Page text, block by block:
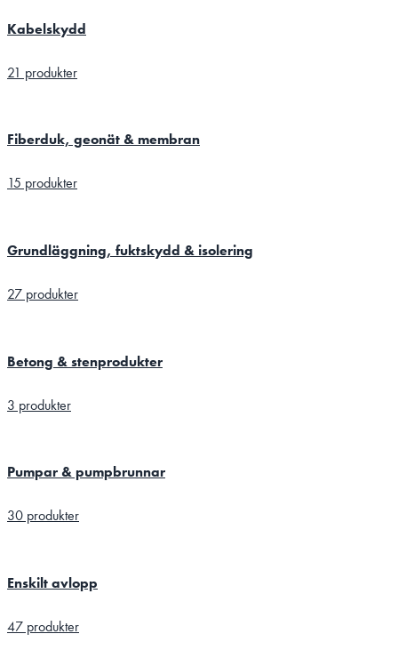
Kabelskydd
21 produkter
Fiberduk, geonät & membran
15 produkter
Grundläggning, fuktskydd & isolering
27 produkter
Betong & stenprodukter
3 produkter
Pumpar & pumpbrunnar
30 produkter
Enskilt avlopp
47 produkter